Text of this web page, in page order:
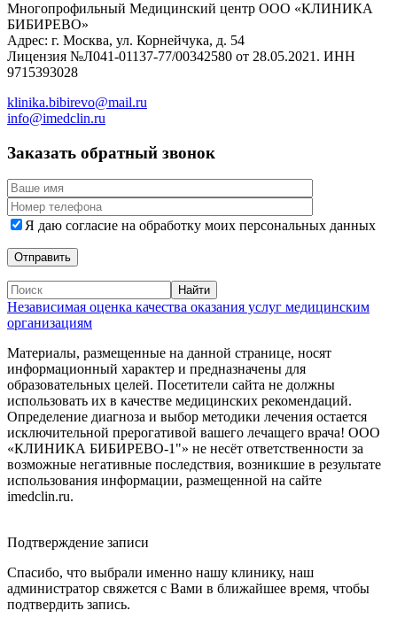
Многопрофильный Медицинский центр ООО «КЛИНИКА
БИБИРЕВО»
Адрес: г. Москва, ул. Корнейчука, д. 54
Лицензия №Л041-01137-77/00342580 от 28.05.2021. ИНН
9715393028
klinika.bibirevo@mail.ru
info@imedclin.ru
Заказать обратный звонок
Я даю согласие на обработку моих персональных данных
Независимая оценка качества оказания услуг медицинским
организациям
Материалы, размещенные на данной странице, носят
информационный характер и предназначены для
образовательных целей. Посетители сайта не должны
использовать их в качестве медицинских рекомендаций.
Определение диагноза и выбор методики лечения остается
исключительной прерогативой вашего лечащего врача! ООО
«КЛИНИКА БИБИРЕВО-1"» не несёт ответственности за
возможные негативные последствия, возникшие в результате
использования информации, размещенной на сайте
imedclin.ru.
Подтверждение записи
Спасибо, что выбрали именно нашу клинику, наш
администратор свяжется с Вами в ближайшее время, чтобы
подтвердить запись.